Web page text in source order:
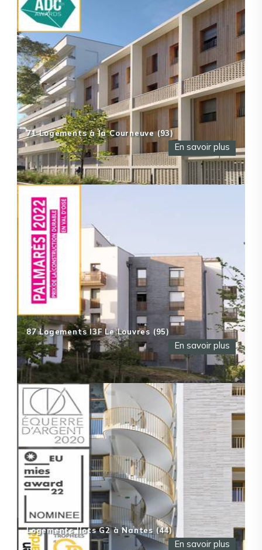
71 Logements à la Courneuve (93)
En savoir plus
87 Logements I3F Le Louvres (95)
En savoir plus
Logements Ilots G2 à Nantes (44)
En savoir plus